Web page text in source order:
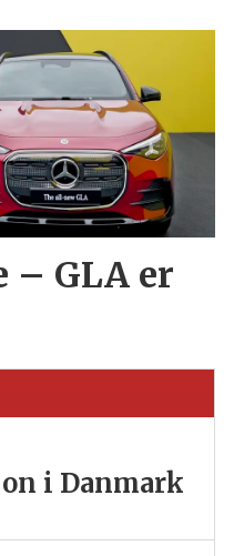
– GLA er
i Danmark